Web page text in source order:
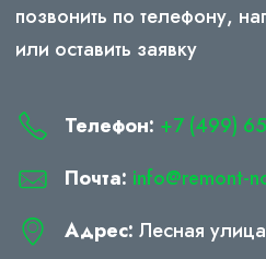
позвонить по телефону,
или оставить заявку
Телефон: +7 (499)
Почта: info@remont-
Адрес: Лесная